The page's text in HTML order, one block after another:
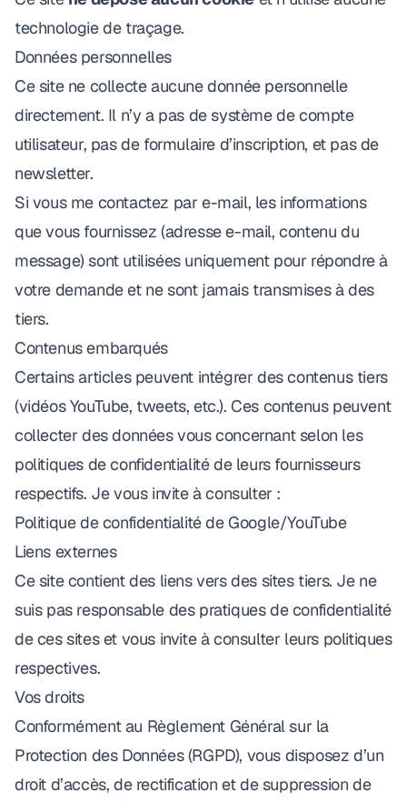
technologie de traçage.
Données personnelles
Ce site ne collecte aucune donnée personnelle
directement. Il n’y a pas de système de compte
utilisateur, pas de formulaire d’inscription, et pas de
newsletter.
Si vous me contactez par e-mail, les informations
que vous fournissez (adresse e-mail, contenu du
message) sont utilisées uniquement pour répondre à
votre demande et ne sont jamais transmises à des
tiers.
Contenus embarqués
Certains articles peuvent intégrer des contenus tiers
(vidéos YouTube, tweets, etc.). Ces contenus peuvent
collecter des données vous concernant selon les
politiques de confidentialité de leurs fournisseurs
respectifs. Je vous invite à consulter :
Politique de confidentialité de Google/YouTube
Liens externes
Ce site contient des liens vers des sites tiers. Je ne
suis pas responsable des pratiques de confidentialité
de ces sites et vous invite à consulter leurs politiques
respectives.
Vos droits
Conformément au Règlement Général sur la
Protection des Données (RGPD), vous disposez d’un
droit d’accès, de rectification et de suppression de